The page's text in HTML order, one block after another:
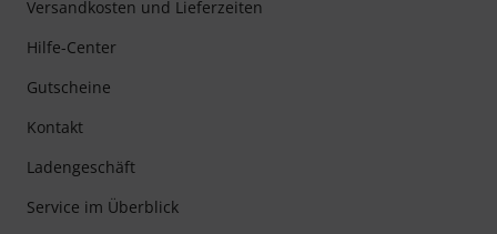
Versandkosten und Lieferzeiten
Hilfe-Center
Gutscheine
Kontakt
Ladengeschäft
Service im Überblick